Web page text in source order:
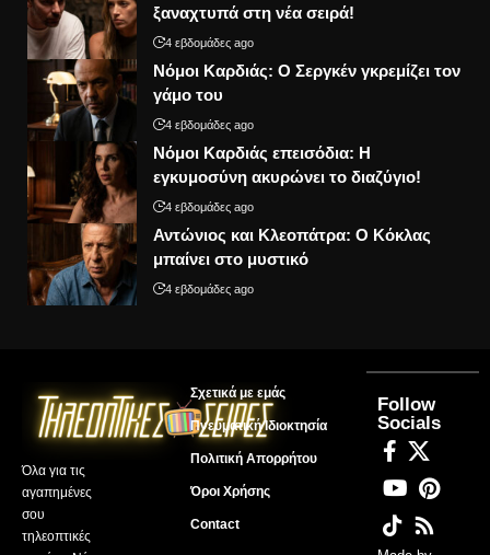
ξαναχτυπά στη νέα σειρά!
4 εβδομάδες ago
Νόμοι Καρδιάς: Ο Σεργκέν γκρεμίζει τον
γάμο του
4 εβδομάδες ago
Νόμοι Καρδιάς επεισόδια: Η
εγκυμοσύνη ακυρώνει το διαζύγιο!
4 εβδομάδες ago
Αντώνιος και Κλεοπάτρα: Ο Κόκλας
μπαίνει στο μυστικό
4 εβδομάδες ago
Όλα για τις
αγαπημένες
σου
τηλεοπτικές
Σχετικά με εμάς
Πνευματική Ιδιοκτησία
Πολιτική Απορρήτου
Όροι Χρήσης
Contact
Follow
Socials